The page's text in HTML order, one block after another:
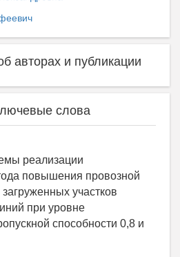
авторах и публикации
слова
реализации
повышения провозной
участков
при уровне
способности 0,8 и